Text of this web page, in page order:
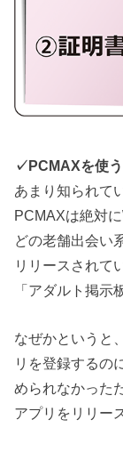
✓PCMAXを使
あまり知られて
PCMAXは絶対
どの老舗出会い
リリースされて
「アダルト掲示
なぜかというと
リを登録するの
められなかった
アプリをリリー